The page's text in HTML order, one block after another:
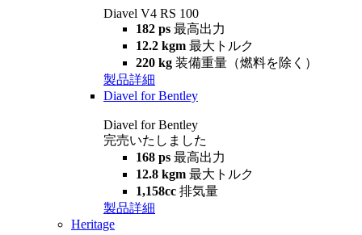
Diavel V4 RS 100
182 ps 最高出力
12.2 kgm 最大トルク
220 kg 装備重量（燃料を除く）
製品詳細
Diavel for Bentley
Diavel for Bentley
完売いたしました
168 ps 最高出力
12.8 kgm 最大トルク
1,158cc 排気量
製品詳細
Heritage